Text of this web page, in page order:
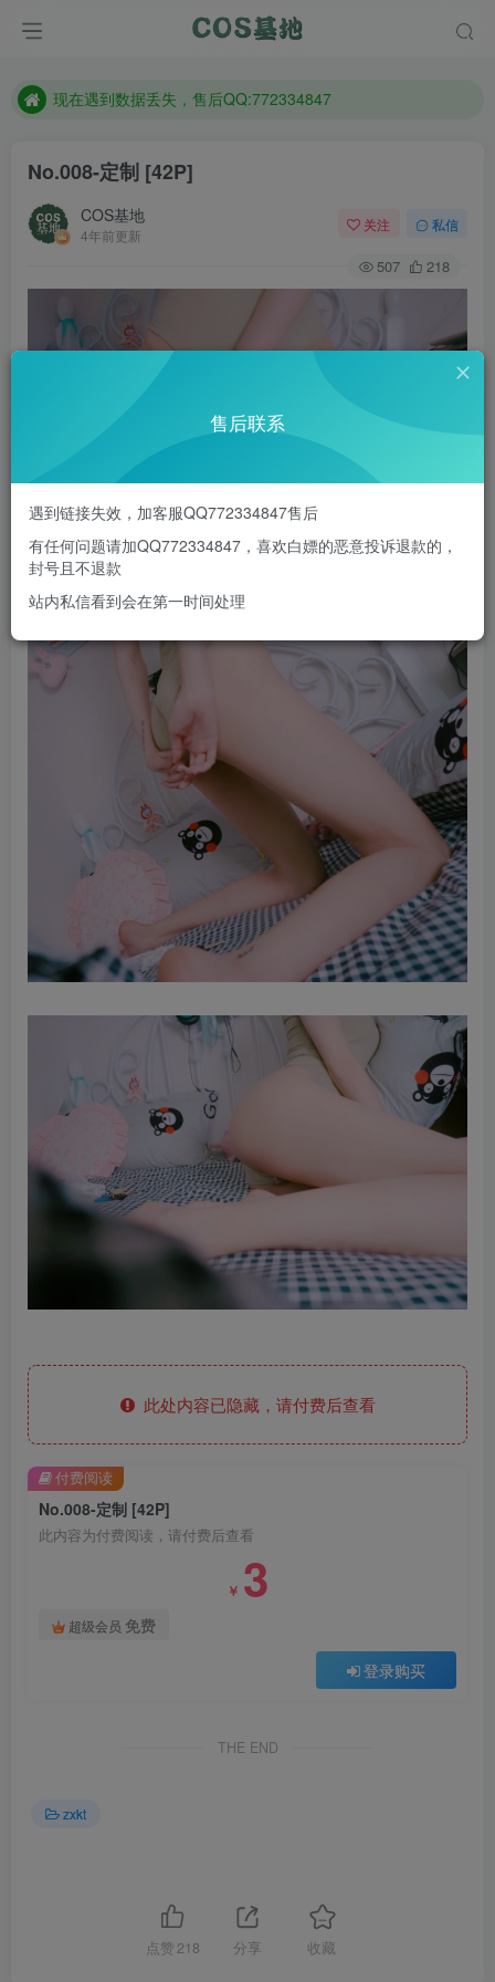
现在遇到数据丢失，售后QQ:772334847
防失联：百度搜索《趣画刊》，实时查看最新站点。
No.008-定制 [42P]
COS基地
4年前更新
关注 私信
507 218
此处内容已隐藏，请付费后查看
No.008-定制 [42P]
此内容为付费阅读，请付费后查看
￥ 3
超级会员 免费
登录购买
付费阅读
THE END
zxkt
点赞 218 分享 收藏
售后联系
遇到链接失效，加客服QQ772334847售后
有任何问题请加QQ772334847，喜欢白嫖的恶意投诉退款的，
封号且不退款
站内私信看到会在第一时间处理